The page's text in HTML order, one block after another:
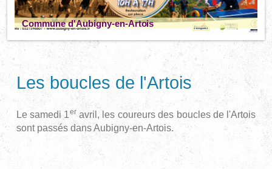
Commune d'Aubigny-en-Artois
Les boucles de l'Artois
Le samedi 1er avril, les coureurs des boucles de l'Artois
sont passés dans Aubigny-en-Artois.